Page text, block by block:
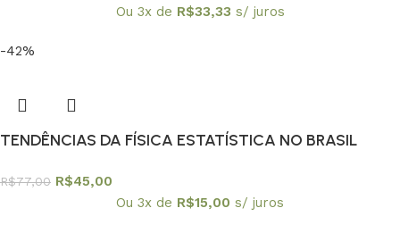
Ou 3x de R$33,33 s/ juros
-42%
TENDÊNCIAS DA FÍSICA ESTATÍSTICA NO BRASIL
R$77,00 R$45,00
Ou 3x de R$15,00 s/ juros